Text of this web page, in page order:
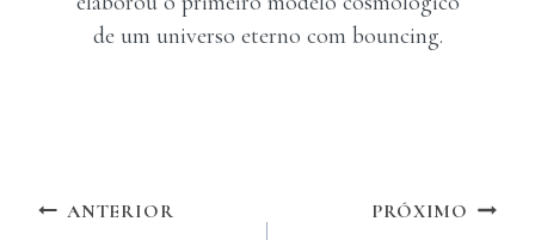
de um universo eterno com bouncing.
Navegação
ANTERIOR PRÓXIMO